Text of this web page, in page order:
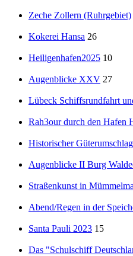
Zeche Zollern (Ruhrgebiet)
Kokerei Hansa 26
Heiligenhafen2025 10
Augenblicke XXV 27
Lübeck Schiffsrundfahrt
Rah3our durch den Hafen
Historischer
Augenblicke II Burg
Straßenkunst in
Abend/Regen in der
Santa Pauli 2023 15
Das "Schulschiff